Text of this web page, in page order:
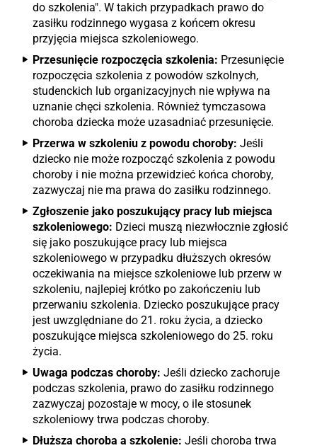
do szkolenia". W takich przypadkach prawo do
zasiłku rodzinnego wygasa z końcem okresu
przyjęcia miejsca szkoleniowego.
Przesunięcie rozpoczęcia szkolenia: Przesunięcie
rozpoczęcia szkolenia z powodów szkolnych,
studenckich lub organizacyjnych nie wpływa na
uznanie chęci szkolenia. Również tymczasowa
choroba dziecka może uzasadniać przesunięcie.
Przerwa w szkoleniu z powodu choroby: Jeśli
dziecko nie może rozpocząć szkolenia z powodu
choroby i nie można przewidzieć końca choroby,
zazwyczaj nie ma prawa do zasiłku rodzinnego.
Zgłoszenie jako poszukujący pracy lub miejsca
szkoleniowego: Dzieci muszą niezwłocznie zgłosić
się jako poszukujące pracy lub miejsca
szkoleniowego w przypadku dłuższych okresów
oczekiwania na miejsce szkoleniowe lub przerw w
szkoleniu, najlepiej krótko po zakończeniu lub
przerwaniu szkolenia. Dziecko poszukujące pracy
jest uwzględniane do 21. roku życia, a dziecko
poszukujące miejsca szkoleniowego do 25. roku
życia.
Uwaga podczas choroby: Jeśli dziecko zachoruje
podczas szkolenia, prawo do zasiłku rodzinnego
zazwyczaj pozostaje w mocy, o ile stosunek
szkoleniowy trwa podczas choroby.
Dłuższa choroba a szkolenie: Jeśli choroba trwa